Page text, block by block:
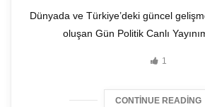
Dünyada ve Türkiye’deki güncel
oluşan Gün Politik Canlı
1
CONTINUE READING